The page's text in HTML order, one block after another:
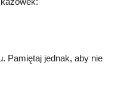
Pamiętaj jednak, aby nie